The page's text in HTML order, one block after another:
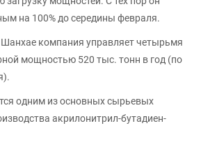
на 100% до середины февраля.
компания управляет четырьмя
мощностью 520 тыс. тонн в год (по
одним из основных сырьевых
акрилонитрил-бутадиен-